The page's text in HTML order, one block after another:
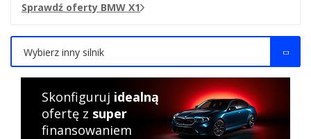
Sprawdź oferty BMW X1
Wybierz inny silnik
Skonfiguruj idealną
ofertę z super
finansowaniem